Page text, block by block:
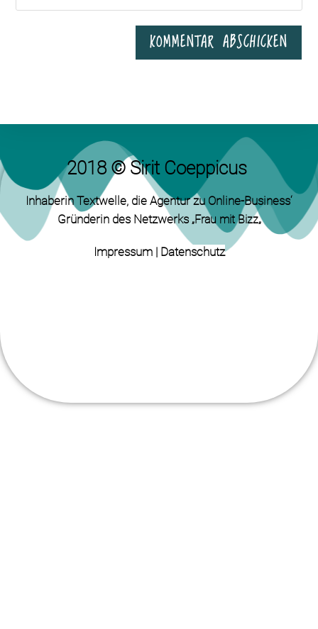
2018 © Sirit Coeppicus
Inhaberin Textwelle, die Agentur zu Online-Business‘
Gründerin des Netzwerks „Frau mit Bizz„
Impressum| Datenschutz